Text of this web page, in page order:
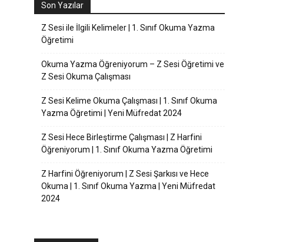
Son Yazılar
Z Sesi ile İlgili Kelimeler | 1. Sınıf Okuma Yazma
Öğretimi
Okuma Yazma Öğreniyorum – Z Sesi Öğretimi ve
Z Sesi Okuma Çalışması
Z Sesi Kelime Okuma Çalışması | 1. Sınıf Okuma
Yazma Öğretimi | Yeni Müfredat 2024
Z Sesi Hece Birleştirme Çalışması | Z Harfini
Öğreniyorum | 1. Sınıf Okuma Yazma Öğretimi
Z Harfini Öğreniyorum | Z Sesi Şarkısı ve Hece
Okuma | 1. Sınıf Okuma Yazma | Yeni Müfredat
2024